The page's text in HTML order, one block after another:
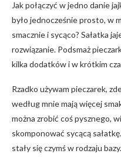
Jak połączyć w jedno danie
było jednocześnie prosto, w
smacznie i sycąco? Sałatka
rozwiązanie. Podsmaż
kilka dodatków i w krótkim
Rzadko używam pieczarek,
według mnie mają więcej
można zrobić coś pysznego,
skomponować sycącą
stały się czymś w rodzaju